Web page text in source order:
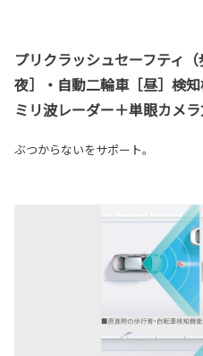
プリクラッシュセーフティ
夜］・自動二輪車［昼］検
ミリ波レーダー＋単眼カメラ
ぶつからないをサポート。